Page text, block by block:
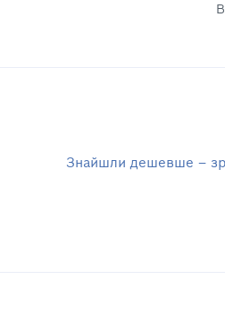
Знайшли дешевше –